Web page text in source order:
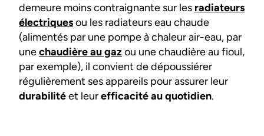
demeure moins contraignante sur les radiateurs
électriquesou les radiateurs eau chaude
(alimentés par une pompe à chaleur air-eau, par
unechaudière au gaz ou une chaudière au fioul,
par exemple), il convient de dépoussiérer
régulièrement ses appareils pour assurer leur
durabilitéet leurefficacité au quotidien.